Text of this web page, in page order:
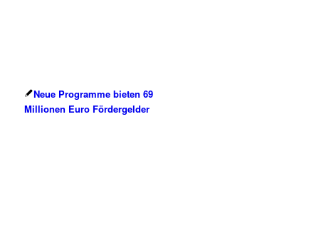
Neue Programme bieten 69
Millionen Euro Fördergelder